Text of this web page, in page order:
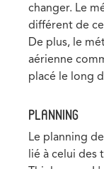
changer. Le
différent de
De plus, le
aérienne
placé le long
PLANNING
Le planning
lié à celui des